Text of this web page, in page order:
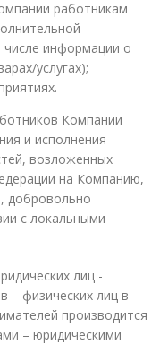
работникам
информации о
услугах);
Компании
и исполнения
возложенных
на Компанию,
добровольно
с локальными
лиц -
– физических лиц в
производится
– юридическими